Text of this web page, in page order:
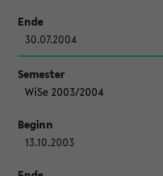
30.07.2004
WiSe 2003/2004
13.10.2003